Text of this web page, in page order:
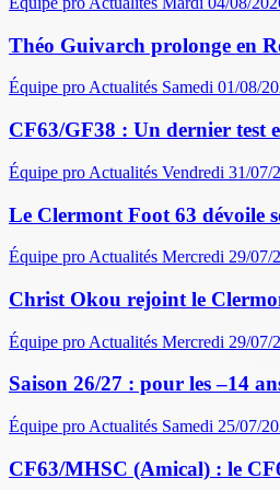
Théo Guivarch prolonge en
Équipe pro Actualités Samedi 01/08/
CF63/GF38 : Un dernier test
Équipe pro Actualités Vendredi 31/07/
Le Clermont Foot 63 dévoile
Équipe pro Actualités Mercredi 29/07/
Christ Okou rejoint le
Équipe pro Actualités Mercredi 29/07/
Saison 26/27 : pour les –14
Équipe pro Actualités Samedi 25/07/
CF63/MHSC (Amical) : le